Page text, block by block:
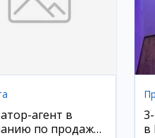
агент в
по продаже
в